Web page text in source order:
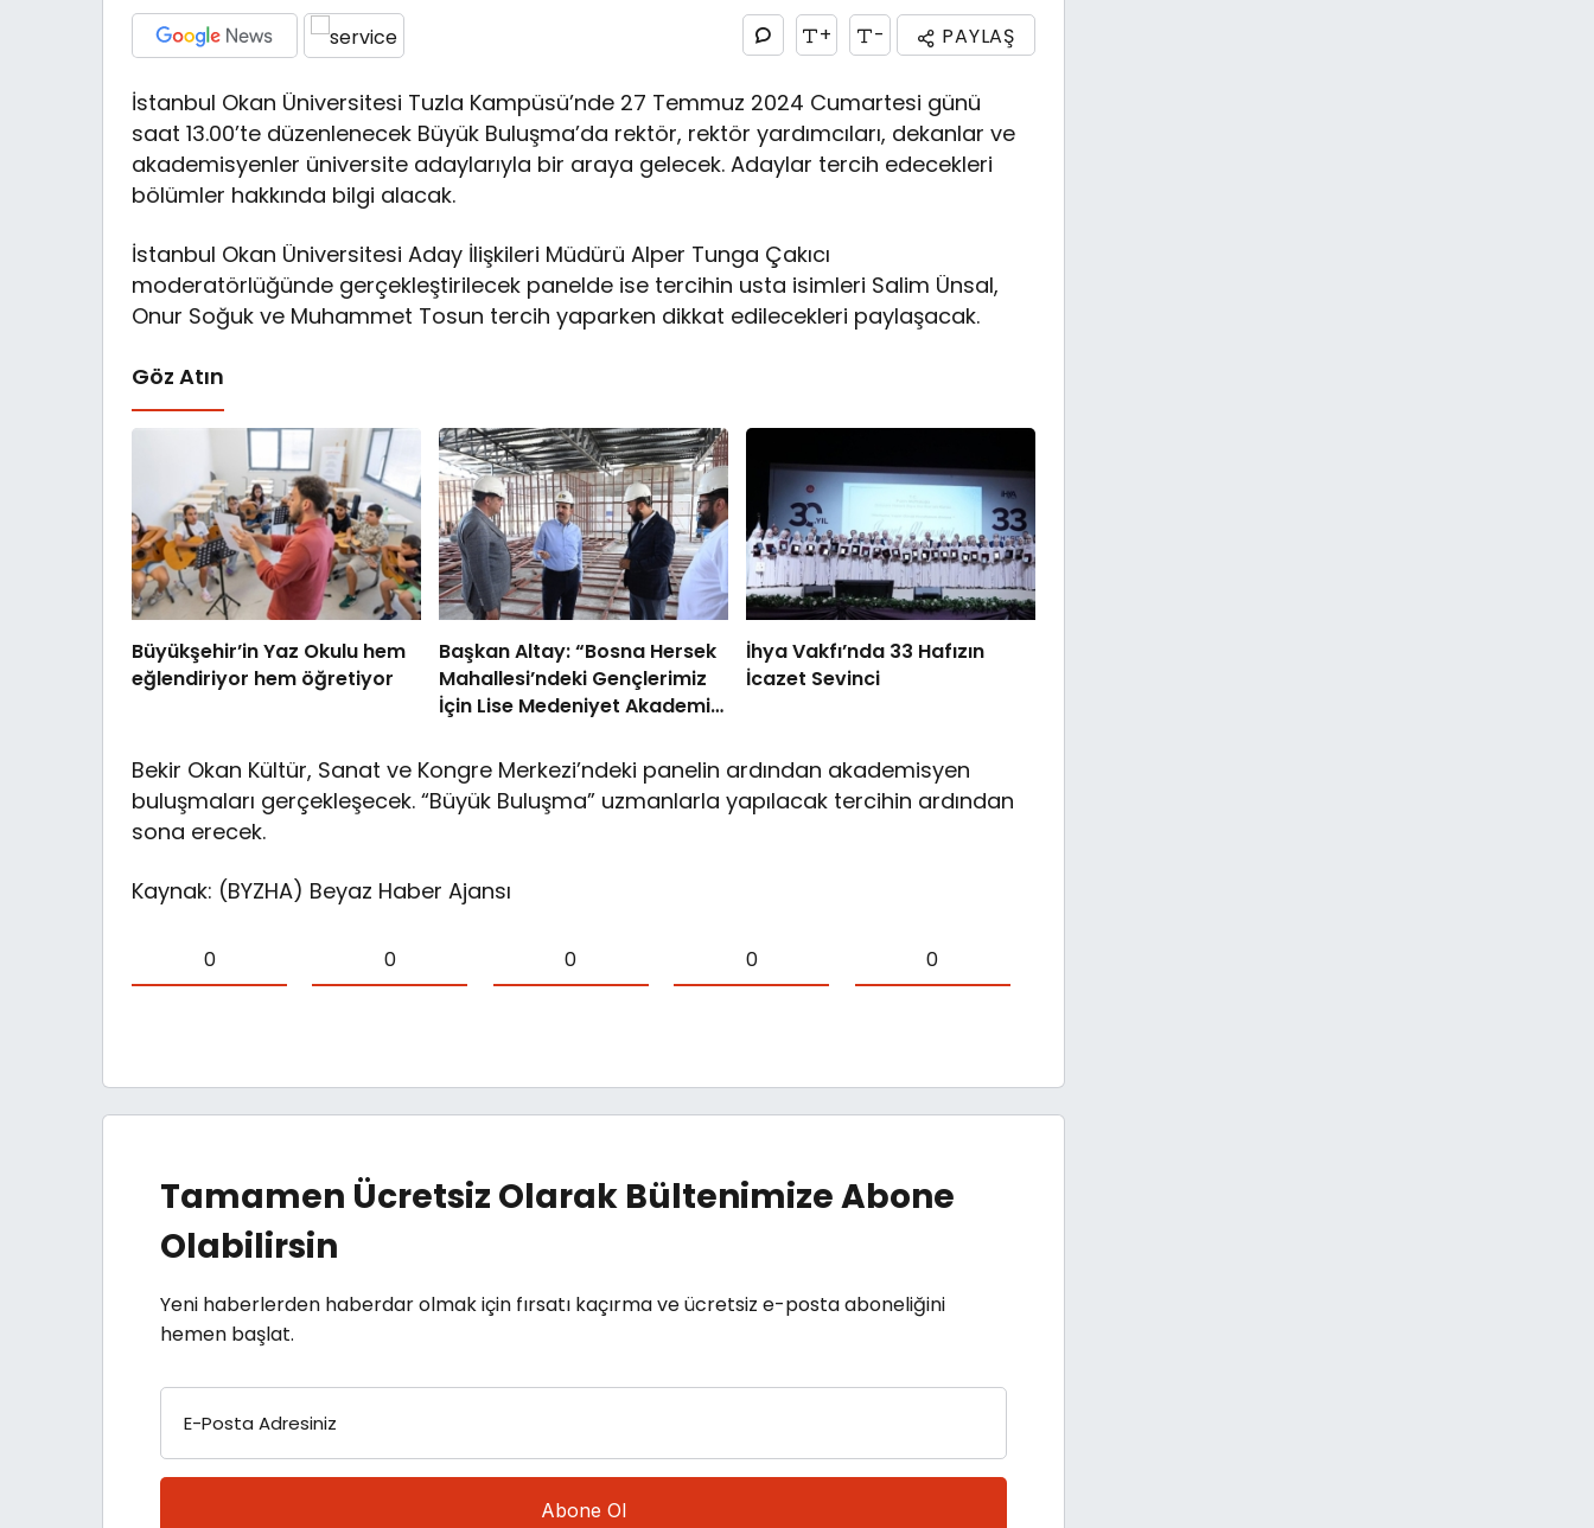
+ - PAYLAŞ
İstanbul Okan Üniversitesi Tuzla Kampüsü’nde 27 Temmuz 2024 Cumartesi günü
saat 13.00’te düzenlenecek Büyük Buluşma’da rektör, rektör yardımcıları, dekanlar ve
akademisyenler üniversite adaylarıyla bir araya gelecek. Adaylar tercih edecekleri
bölümler hakkında bilgi alacak.
İstanbul Okan Üniversitesi Aday İlişkileri Müdürü Alper Tunga Çakıcı
moderatörlüğünde gerçekleştirilecek panelde ise tercihin usta isimleri Salim Ünsal,
Onur Soğuk ve Muhammet Tosun tercih yaparken dikkat edilecekleri paylaşacak.
Göz Atın
Büyükşehir’in Yaz Okulu hem
eğlendiriyor hem öğretiyor
Başkan Altay: “Bosna Hersek
Mahallesi’ndeki Gençlerimiz
İçin Lise Medeniyet Akademisi
İhya Vakfı’nda 33 Hafızın
İcazet Sevinci
Bekir Okan Kültür, Sanat ve Kongre Merkezi’ndeki panelin ardından akademisyen
buluşmaları gerçekleşecek. “Büyük Buluşma” uzmanlarla yapılacak tercihin ardından
sona erecek.
Kaynak: (BYZHA) Beyaz Haber Ajansı
0 0 0 0 0
Tamamen Ücretsiz Olarak Bültenimize Abone
Olabilirsin
Yeni haberlerden haberdar olmak için fırsatı kaçırma ve ücretsiz e-posta aboneliğini
hemen başlat.
E-Posta Adresiniz